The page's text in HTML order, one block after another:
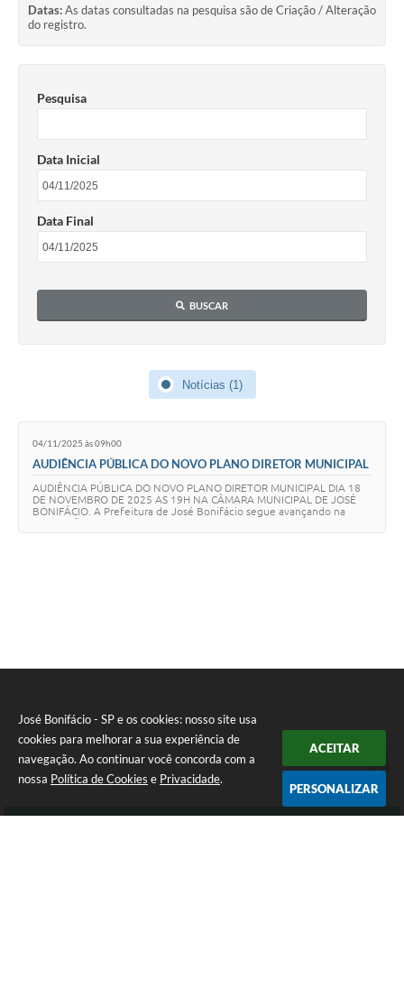
José Bonifácio - SP e os cookies: nosso site usa
cookies para melhorar a sua experiência de
navegação. Ao continuar você concorda com a
nossa Política de Cookies e Privacidade.
ACEITAR
PERSONALIZAR
Datas:As datas consultadas na pesquisa são de Criação / Alteração
do registro.
Pesquisa
Data Inicial
Data Final
BUSCAR
Notícias (1)
04/11/2025 às 09h00
AUDIÊNCIA PÚBLICA DO NOVO PLANO DIRETOR MUNICIPAL
AUDIÊNCIA PÚBLICA DO NOVO PLANO DIRETOR MUNICIPAL DIA 18
DE NOVEMBRO DE 2025 AS 19H NA CÂMARA MUNICIPAL DE JOSÉ
BONIFÁCIO. A Prefeitura de José Bonifácio segue avançando na